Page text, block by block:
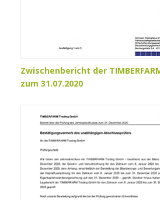
Zwischenbericht der
zum 31.07.2020